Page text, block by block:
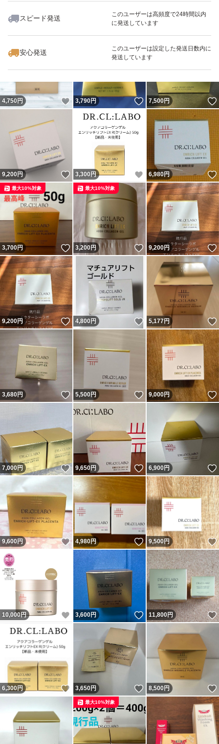
スピード発送
このユーザーは高頻度で24時間以内
に発送しています
安心発送
このユーザーは設定した発送日数内に
発送しています
いいね！
6,400
4,750円 いいね！
3,790円 いいね！
7,500円
9,200円 いいね！
3,300 円 いいね！
6,980円
3,700円 いいね！
最大10%対象
3,200円 いいね！
最大10%対象
9,200円
9,200円 いいね！
4,800円 いいね！
5,177円
3,680円 いいね！
5,500円 いいね！
9,000円
7,000円 いいね！
9,650円 いいね！
6,900円
9,600円 いいね！
4,980円 いいね！
9,500円
10,000円 いいね！
3,600円 いいね！
11,800円
6,300円 いいね！
3,650円 いいね！
8,500円
最大10%対象